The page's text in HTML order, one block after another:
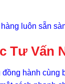
luôn sẵn
Tư Vấn
hành cùng